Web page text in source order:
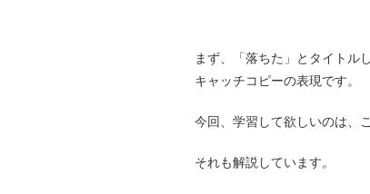
まず、「落ちた」とタイトル
キャッチコピーの表現です。
今回、学習して欲しいのは、
それも解説しています。